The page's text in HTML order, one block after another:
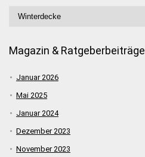
Magazin & Ratgeberbeiträge
Januar 2026
Mai 2025
Januar 2024
Dezember 2023
November 2023